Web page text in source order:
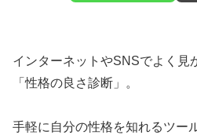
インターネットやSNSでよく見
「性格の良さ診断」。
手軽に自分の性格を知れるツー